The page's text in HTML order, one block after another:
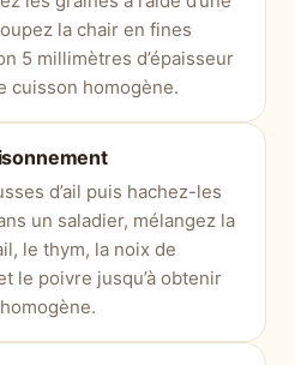
la chair en fines
5 millimètres d’épaisseur
cuisson homogène.
d’ail puis hachez-les
un saladier, mélangez la
le thym, la noix de
le poivre jusqu’à obtenir